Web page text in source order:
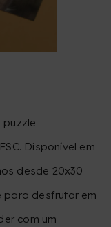
Disponível em
desde 20x30
para desfrutar em
com um